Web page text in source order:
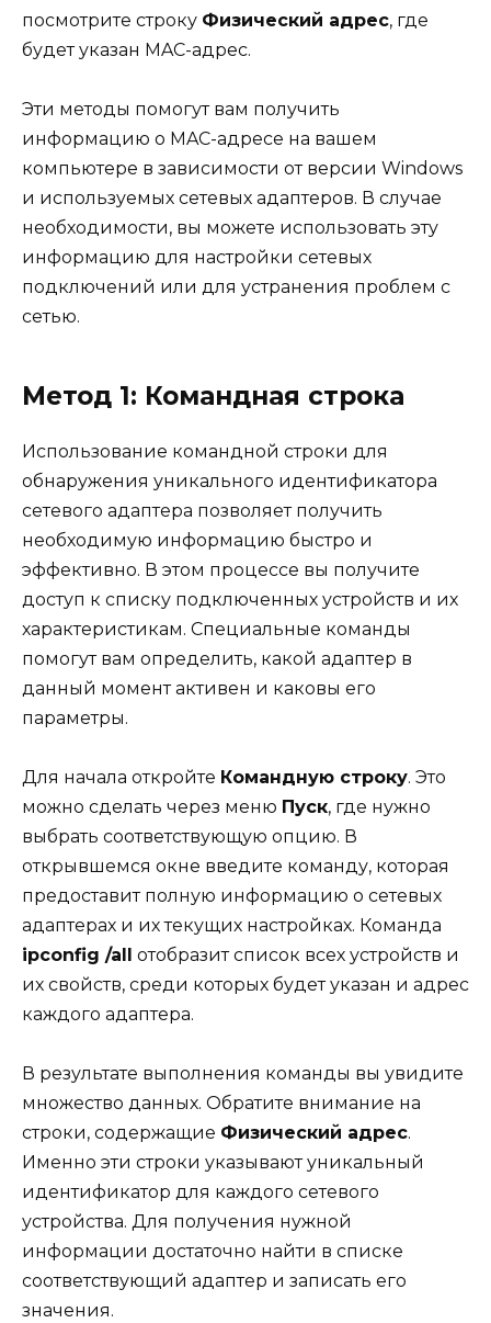
посмотрите строку Физический адрес, где
будет указан MAC-адрес.
Эти методы помогут вам получить
информацию о MAC-адресе на вашем
компьютере в зависимости от версии Windows
и используемых сетевых адаптеров. В случае
необходимости, вы можете использовать эту
информацию для настройки сетевых
подключений или для устранения проблем с
сетью.
Метод 1: Командная строка
Использование командной строки для
обнаружения уникального идентификатора
сетевого адаптера позволяет получить
необходимую информацию быстро и
эффективно. В этом процессе вы получите
доступ к списку подключенных устройств и их
характеристикам. Специальные команды
помогут вам определить, какой адаптер в
данный момент активен и каковы его
параметры.
Для начала откройте Командную строку. Это
можно сделать через меню Пуск, где нужно
выбрать соответствующую опцию. В
открывшемся окне введите команду, которая
предоставит полную информацию о сетевых
адаптерах и их текущих настройках. Команда
ipconfig /all
отобразит список всех устройств и
их свойств, среди которых будет указан и адрес
каждого адаптера.
В результате выполнения команды вы увидите
множество данных. Обратите внимание на
строки, содержащие Физический адрес.
Именно эти строки указывают уникальный
идентификатор для каждого сетевого
устройства. Для получения нужной
информации достаточно найти в списке
соответствующий адаптер и записать его
значения.